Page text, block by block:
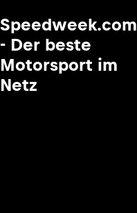
Speedweek.com
- Der beste
Motorsport im
Netz